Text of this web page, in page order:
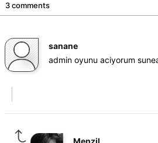
3 comments
sanane
admin oyunu aciyorum
Menzil